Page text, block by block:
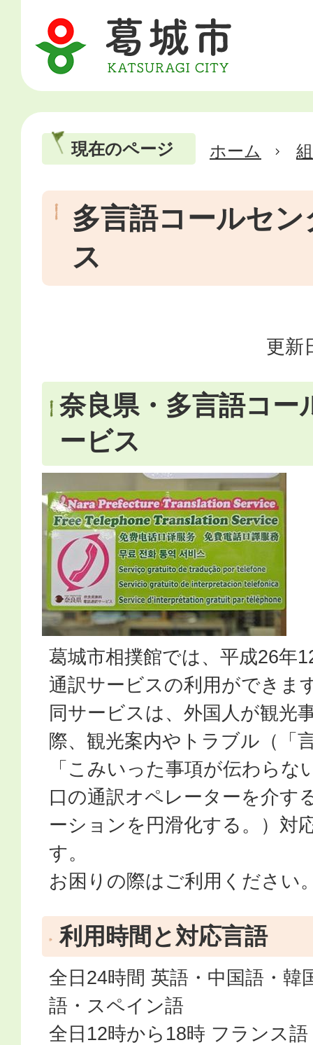
現在のページ ホーム
多言語コールセ
ス
更新
奈良県・多言語コー
ービス
葛城市相撲館では、平成26年
通訳サービスの利用ができま
同サービスは、外国人が観光
際、観光案内やトラブル（「
「こみいった事項が伝わらな
口の通訳オペレーターを介す
ーションを円滑化する。）対
す。
お困りの際はご利用ください
利用時間と対応言語
全日24時間 英語・中国語・韓
語・スペイン語
全日12時から18時 フランス語